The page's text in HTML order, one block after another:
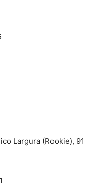
Largura (Rookie), 91